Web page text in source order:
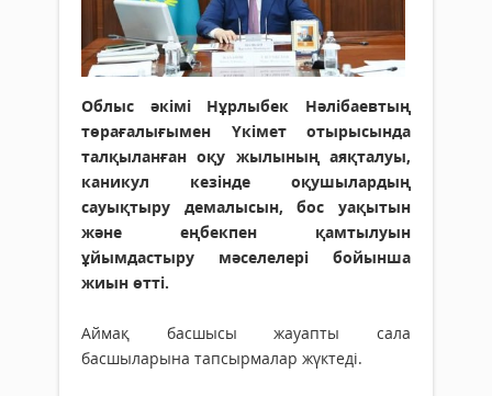
Облыс әкімі Нұрлыбек Нәлібаевтың
төрағалығымен Үкімет отырысында
талқыланған оқу жылының аяқталуы,
каникул кезінде оқушылардың
сауықтыру демалысын, бос уақытын
және еңбекпен қамтылуын
ұйымдастыру мәселелері бойынша
жиын өтті.
Аймақ басшысы жауапты сала
басшыларына тапсырмалар жүктеді.